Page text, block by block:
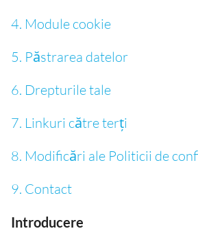
4. Module cookie
5. Păstrarea datelor
6. Drepturile tale
7. Linkuri către terți
8. Modificări ale Politicii de
9. Contact
Introducere